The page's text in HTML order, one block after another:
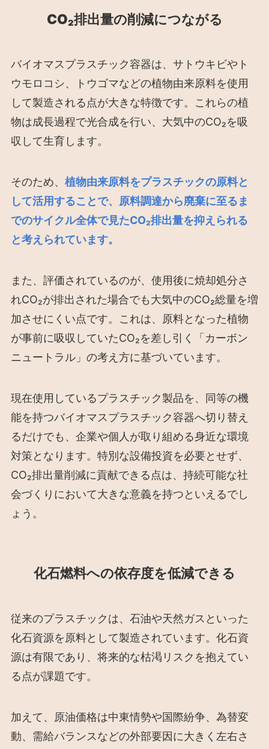
CO₂排出量の削減につながる
バイオマスプラスチック容器は、サトウキビやト
ウモロコシ、トウゴマなどの植物由来原料を使用
して製造される点が大きな特徴です。これらの植
物は成長過程で光合成を行い、大気中のCO₂を吸
収して生育します。
そのため、 植物由来原料をプラスチックの原料と
して活用することで、原料調達から廃棄に至るま
でのサイクル全体で見たCO₂排出量を抑えられる
と考えられています。
また、評価されているのが、使用後に焼却処分さ
れCO₂が排出された場合でも大気中のCO₂総量を増
加させにくい点です。これは、原料となった植物
が事前に吸収していたCO₂を差し引く「カーボン
ニュートラル」の考え方に基づいています。
現在使用しているプラスチック製品を、同等の機
能を持つバイオマスプラスチック容器へ切り替え
るだけでも、企業や個人が取り組める身近な環境
対策となります。特別な設備投資を必要とせず、
CO₂排出量削減に貢献できる点は、持続可能な社
会づくりにおいて大きな意義を持つといえるでし
ょう。
化石燃料への依存度を低減できる
従来のプラスチックは、石油や天然ガスといった
化石資源を原料として製造されています。化石資
源は有限であり、将来的な枯渇リスクを抱えてい
る点が課題です。
加えて、原油価格は中東情勢や国際紛争、為替変
動、需給バランスなどの外部要因に大きく左右さ